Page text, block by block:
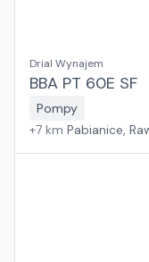
Drial Wynajem
BBA PT 60E SF
Pompy
+7 km Pabianice,